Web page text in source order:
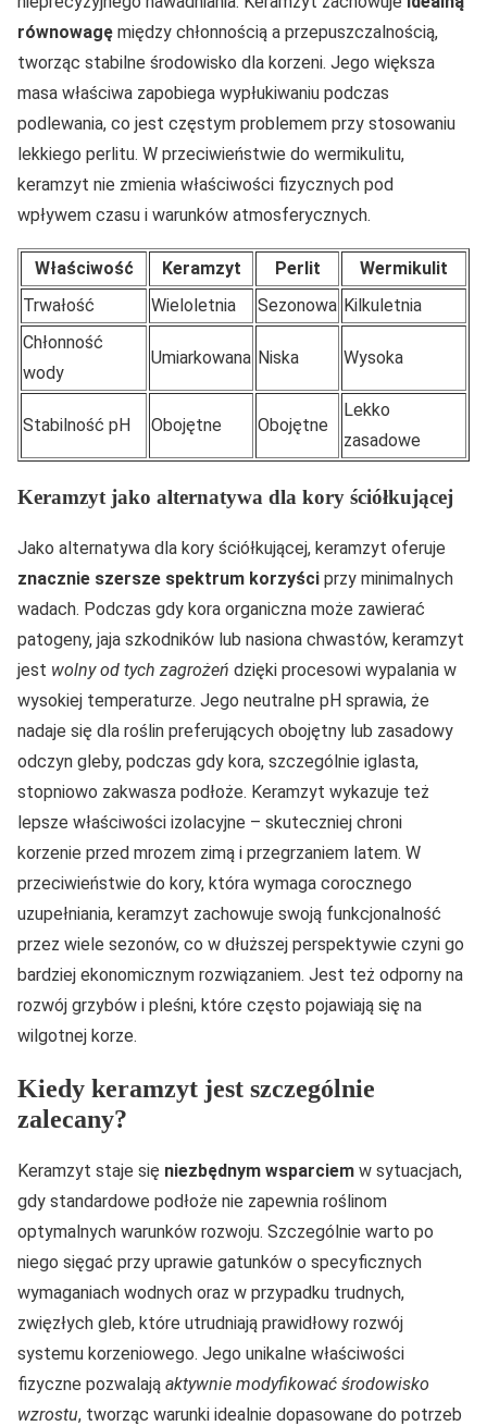
równowagę między chłonnością a przepuszczalnością,
tworząc stabilne środowisko dla korzeni. Jego większa
masa właściwa zapobiega wypłukiwaniu podczas
podlewania, co jest częstym problemem przy stosowaniu
lekkiego perlitu. W przeciwieństwie do wermikulitu,
keramzyt nie zmienia właściwości fizycznych pod
wpływem czasu i warunków atmosferycznych.
Właściwość Keramzyt Perlit
Wermikulit
Trwałość
Wieloletnia Sezonowa Kilkuletnia
Chłonność
wody
Umiarkowana Niska Wysoka
Stabilność pH Obojętne Obojętne
Lekko
zasadowe
Keramzyt jako alternatywa dla kory ściółkującej
Jako alternatywa dla kory ściółkującej, keramzyt oferuje
znacznie szersze spektrum korzyści przy minimalnych
wadach. Podczas gdy kora organiczna może zawierać
patogeny, jaja szkodników lub nasiona chwastów, keramzyt
jest wolny od tych zagrożeń dzięki procesowi wypalania w
wysokiej temperaturze. Jego neutralne pH sprawia, że
nadaje się dla roślin preferujących obojętny lub zasadowy
odczyn gleby, podczas gdy kora, szczególnie iglasta,
stopniowo zakwasza podłoże. Keramzyt wykazuje też
lepsze właściwości izolacyjne – skuteczniej chroni
korzenie przed mrozem zimą i przegrzaniem latem. W
przeciwieństwie do kory, która wymaga corocznego
uzupełniania, keramzyt zachowuje swoją funkcjonalność
przez wiele sezonów, co w dłuższej perspektywie czyni go
bardziej ekonomicznym rozwiązaniem. Jest też odporny na
rozwój grzybów i pleśni, które często pojawiają się na
wilgotnej korze.
Kiedy keramzyt jest szczególnie
zalecany?
Keramzyt staje się niezbędnym wsparciem w sytuacjach,
gdy standardowe podłoże nie zapewnia roślinom
optymalnych warunków rozwoju. Szczególnie warto po
niego sięgać przy uprawie gatunków o specyficznych
wymaganiach wodnych oraz w przypadku trudnych,
zwięzłych gleb, które utrudniają prawidłowy rozwój
systemu korzeniowego. Jego unikalne właściwości
fizyczne pozwalają aktywnie modyfikować środowisko
wzrostu, tworząc warunki idealnie dopasowane do potrzeb